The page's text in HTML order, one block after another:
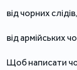
від чорних слідів,
від армійських
Щоб написати